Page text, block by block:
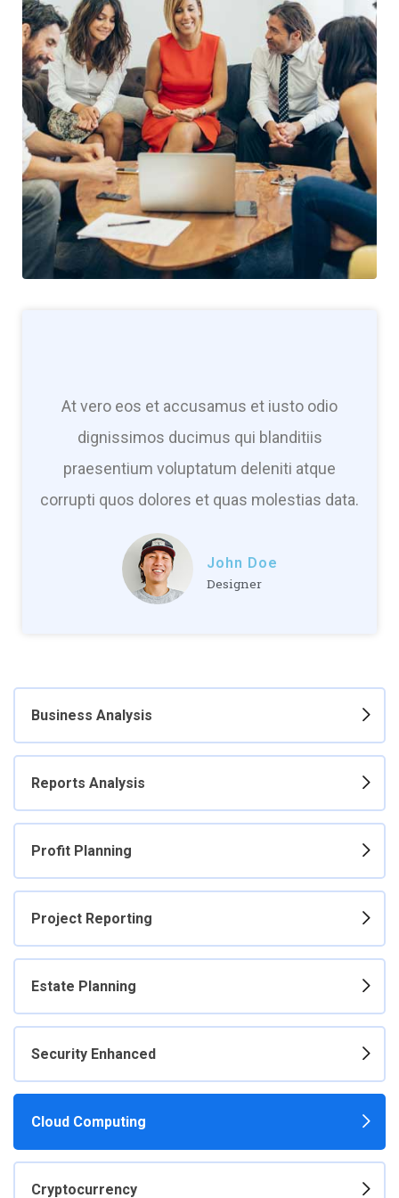
At vero eos et accusamus et iusto odio
dignissimos ducimus qui blanditiis
praesentium voluptatum deleniti atque
corrupti quos dolores et quas molestias data.
John Doe
Designer
Business Analysis
Reports Analysis
Profit Planning
Project Reporting
Estate Planning
Security Enhanced
Cloud Computing
Cryptocurrency